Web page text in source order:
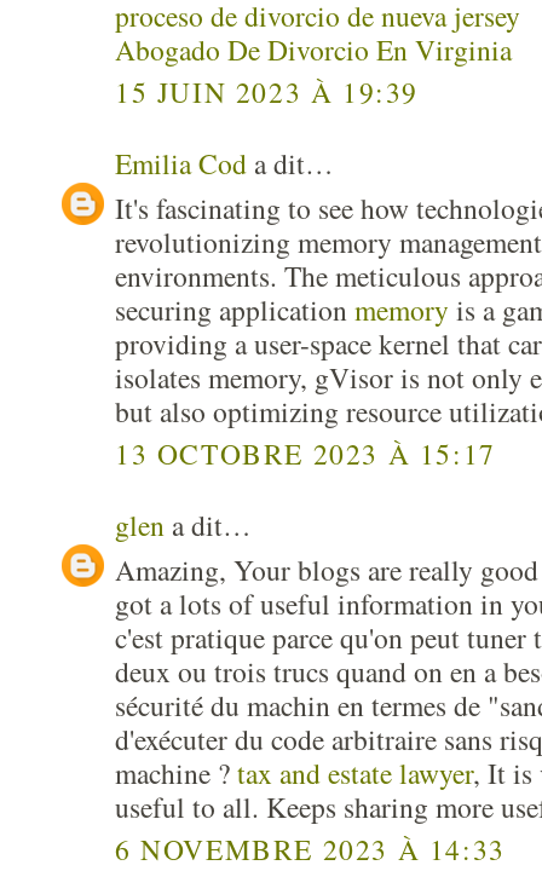
proceso de divorcio de nueva jersey
Abogado De Divorcio En Virginia
15 JUIN 2023 À 19:39
Emilia Cod a dit…
It's fascinating to see how
revolutionizing memory
environments. The meticulous
securing applicationmemory is a
providing a user-space kernel that
isolates memory, gVisor is not only
but also optimizing resource
13 OCTOBRE 2023 À 15:17
glen a dit…
Amazing, Your blogs are really
got a lots of useful information in
c'est pratique parce qu'on peut tuner
deux ou trois trucs quand on en a
sécurité du machin en termes de
d'exécuter du code arbitraire sans
machine ?tax and estate lawyer, It is
useful to all. Keeps sharing more
6 NOVEMBRE 2023 À 14:33